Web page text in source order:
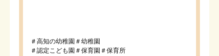
＃高知の幼稚園＃幼稚園
＃認定こども園＃保育園＃保育所